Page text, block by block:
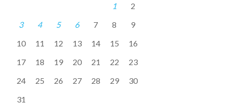
1
2
3
4 5 6 7 8
9
10
11 12 13 14 15
16
17
18 19 20 21 22
23
24
25 26 27 28 29
30
31